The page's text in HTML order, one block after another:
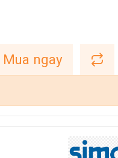
Mua ngay